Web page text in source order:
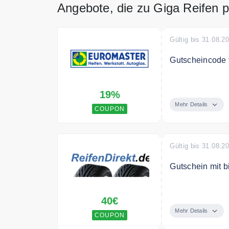
Angebote, die zu Giga Reifen
19%
COUPON
Gültig bis
Gutscheincode
Bedingungen
Mehr Details
40€
COUPON
Gültig bis
Gutschein mit
Bridgestone
je nach
Mehr Details